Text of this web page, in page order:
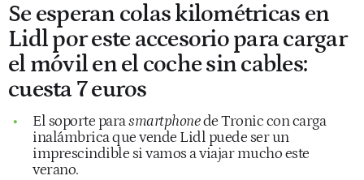
Se esperan colas kilométricas en
Lidl por este accesorio para cargar
el móvil en el coche sin cables:
cuesta 7 euros
El soporte parasmartphonede Tronic con carga
inalámbrica que vende Lidl puede ser un
imprescindible si vamos a viajar mucho este
verano.